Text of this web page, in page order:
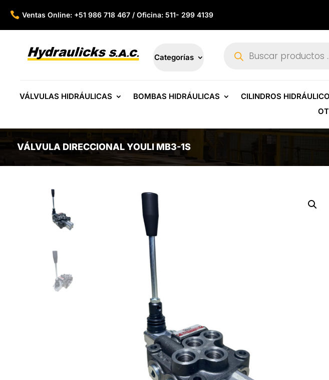
 Ventas Online: +51 986 718 467 / Oficina: 511- 299 4139
Categorías productos
VÁLVULAS HIDRÁULICAS BOMBAS HIDRÁULICAS CILINDROS
VÁLVULA DIRECCIONAL YOULI MB3-1S